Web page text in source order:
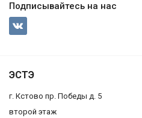
Подписывайтесь на нас
ЭСТЭ
г. Кстово пр. Победы д. 5
второй этаж